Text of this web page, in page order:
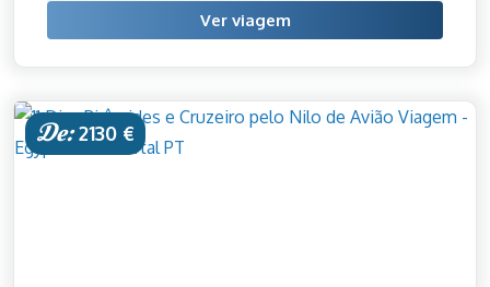
Ver viagem
De:2130 €